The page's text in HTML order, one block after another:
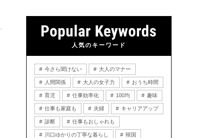
人気のキーワード
今さら聞けない 大人のマナー
人間関係 大人の女子力 おうち時間
育児 仕事効率化 100均 趣味
仕事も家庭も 夫婦 キャリアアップ
診断 仕事もおしゃれも
川口ゆかりの丁寧な暮らし 韓国